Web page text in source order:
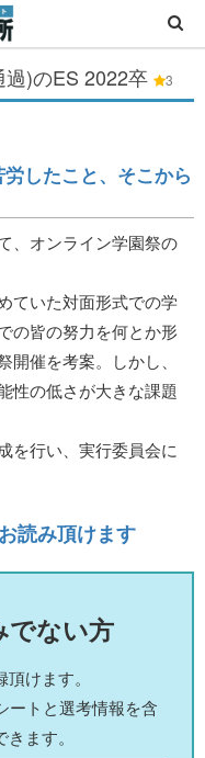
過)のES 2022卒 3
したこと、そこから
、オンライン学園祭の
ていた対面形式での学
の皆の努力を何とか形
催を考案。しかし、
性の低さが大きな課題
を行い、実行委員会に
読み頂けます
でない方
けます。
ートと選考情報を含
ます。